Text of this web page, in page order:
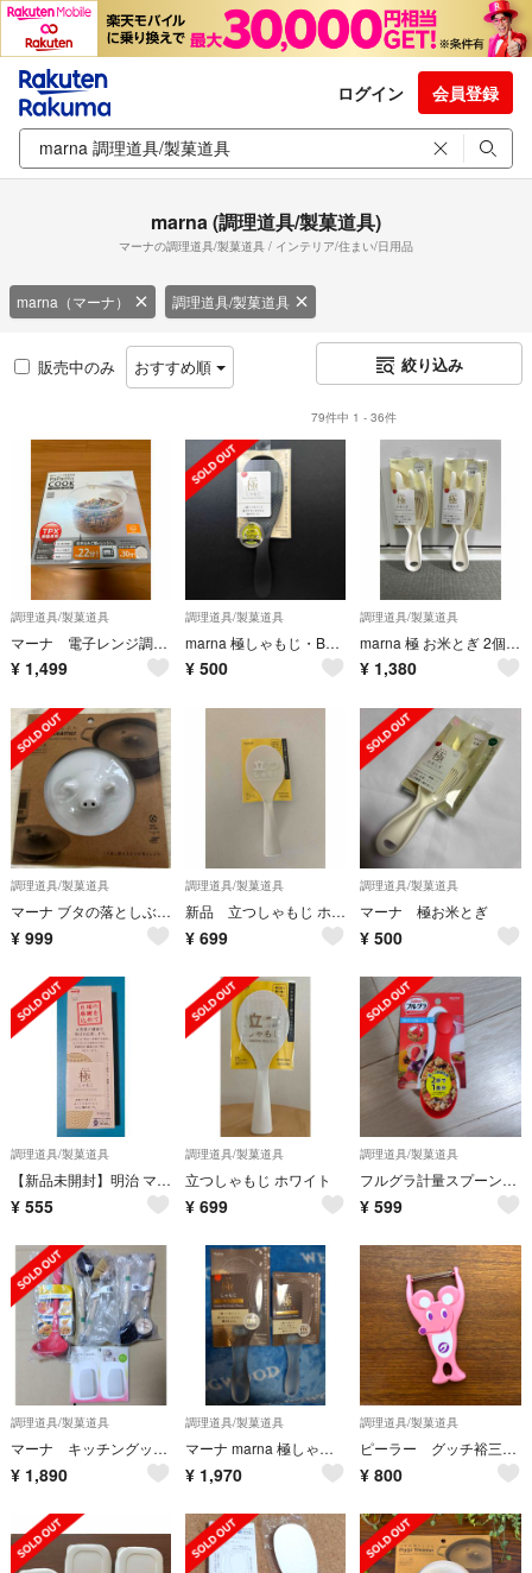
ログイン 会員登録
marna (調理道具/製菓道具)
マーナの調理道具/製菓道具 / インテリア/住まい/日用品
marna（マーナ） 調理道具/製菓道具
販売中のみ おすすめ順 絞り込み
79件中 1 - 36件
調理道具/製菓道具
マーナ 電子レンジ調理器
¥ 1,499
調理道具/製菓道具
marna 極しゃもじ・BK新品
¥ 500
調理道具/製菓道具
marna 極 お米とぎ 2個セット 新品未使用
¥ 1,380
調理道具/製菓道具
マーナ ブタの落としぶた ホワイト
¥ 999
調理道具/製菓道具
新品 立つしゃもじ ホワイト
¥ 699
調理道具/製菓道具
マーナ 極お米とぎ
¥ 500
調理道具/製菓道具
【新品未開封】明治 マーナ 極しゃもじ Rice Scoop Ultimate
¥ 555
調理道具/製菓道具
立つしゃもじ ホワイト
¥ 699
調理道具/製菓道具
フルグラ計量スプーン マーナ
¥ 599
調理道具/製菓道具
マーナ キッチングッズ まとめ売り
¥ 1,890
調理道具/製菓道具
マーナ marna 極しゃもじ プレミアム クリアー 大小セット
¥ 1,970
調理道具/製菓道具
ピーラー グッチ裕三 ムイちゃいマウス marna
¥ 800